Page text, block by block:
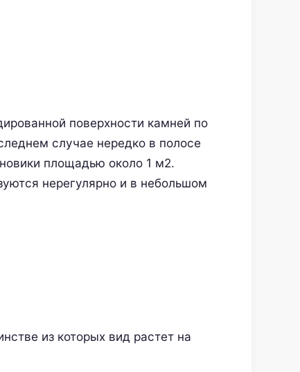
поверхности камней по
случае нередко в полосе
площадью около 1 м2.
нерегулярно и в небольшом
из которых вид растет на